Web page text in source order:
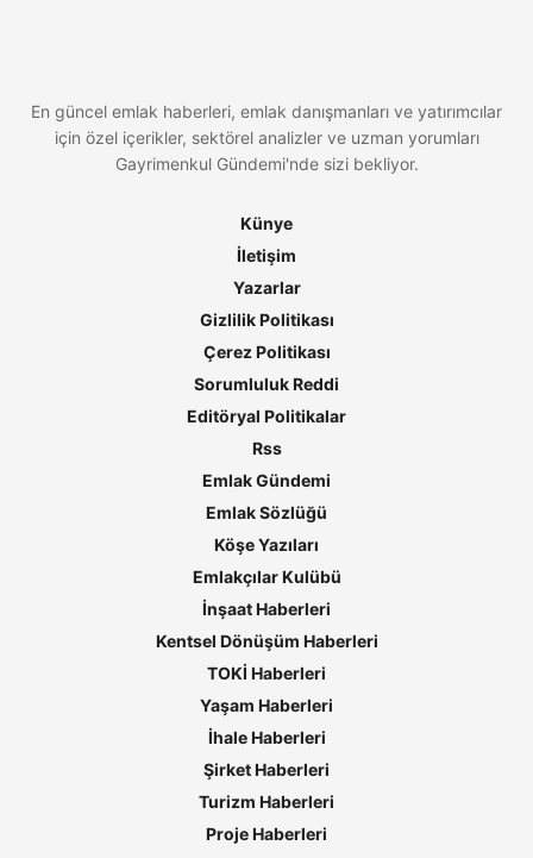
En güncel emlak haberleri, emlak danışmanları ve yatırımcılar
için özel içerikler, sektörel analizler ve uzman yorumları
Gayrimenkul Gündemi'nde sizi bekliyor.
Künye
İletişim
Yazarlar
Gizlilik Politikası
Çerez Politikası
Sorumluluk Reddi
Editöryal Politikalar
Rss
Emlak Gündemi
Emlak Sözlüğü
Köşe Yazıları
Emlakçılar Kulübü
İnşaat Haberleri
Kentsel Dönüşüm Haberleri
TOKİ Haberleri
Yaşam Haberleri
İhale Haberleri
Şirket Haberleri
Turizm Haberleri
Proje Haberleri